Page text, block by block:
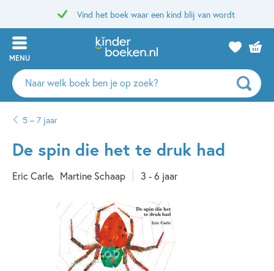
Vind het boek waar een kind blij van wordt
MENU
Zoeken
naar
auteurs
uitgevers
5 – 7 jaar
De spin die het te druk had
Eric Carle Martine Schaap 3 - 6 jaar